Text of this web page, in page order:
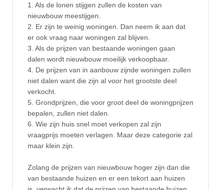
1. Als de lonen stijgen zullen de kosten van
nieuwbouw meestijgen.
2. Er zijn te weinig woningen. Dan neem ik aan dat
er ook vraag naar woningen zal blijven.
3. Als de prijzen van bestaande woningen gaan
dalen wordt nieuwbouw moeilijk verkoopbaar.
4. De prijzen van in aanbouw zijnde woningen zullen
niet dalen want die zijn al voor het grootste deel
verkocht.
5. Grondprijzen, die voor groot deel de woningprijzen
bepalen, zullen niet dalen.
6. Wie zijn huis snel moet verkopen zal zijn
vraagprijs moeten verlagen. Maar deze categorie zal
maar klein zijn.
Zolang de prijzen van nieuwbouw hoger zijn dan die
van bestaande huizen en er een tekort aan huizen